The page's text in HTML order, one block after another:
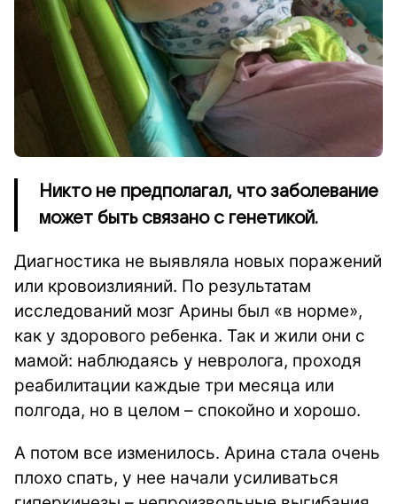
Никто не предполагал, что заболевание
может быть связано с генетикой.
Диагностика не выявляла новых поражений
или кровоизлияний. По результатам
исследований мозг Арины был «в норме»,
как у здорового ребенка. Так и жили они с
мамой: наблюдаясь у невролога, проходя
реабилитации каждые три месяца или
полгода, но в целом – спокойно и хорошо.
А потом все изменилось. Арина стала очень
плохо спать, у нее начали усиливаться